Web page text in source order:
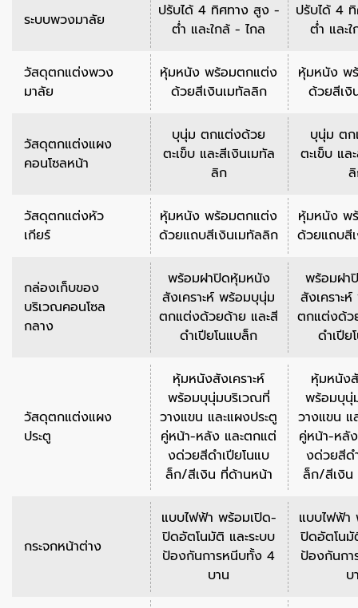
ระบบพวงมาลัย
ปรับได้ 4 ทิศทาง สูง -
ต่ำ และใกล้ - ไกล
ปรับได้ 4
ต่ำ และ
วัสดุตกแต่งพวง
มาลัย
หุ้มหนัง พร้อมตกแต่ง
ด้วยสีเงินเมทัลลิก
หุ้มหนัง พ
ด้วยสีเงิ
วัสดุตกแต่งแผง
คอนโซลหน้า
บุนุ่ม ตกแต่งด้วย
ตะเข็บ และสีเงินเมทัล
ลิก
บุนุ่ม ต
ตะเข็บ แล
วัสดุตกแต่งหัว
เกียร์
หุ้มหนัง พร้อมตกแต่ง
ด้วยแถบสีเงินเมทัลลิก
หุ้มหนัง พ
ด้วยแถบสี
กล่องเก็บของ
บริเวณคอนโซล
กลาง
พร้อมฝาปิดหุ้มหนัง
สังเคราะห์ พร้อมบุนุ่ม
ตกแต่งด้วยด้าย และสี
ดำเปียโนแบล็ก
พร้อมฝา
สังเคราะ
ตกแต่งด้ว
ดำเปีย
วัสดุตกแต่งแผง
ประตู
หุ้มหนังสังเคราะห์
พร้อมบุนุ่มบริเวณที่
วางแขน และแผงประตู
คู่หน้า-หลัง และตกแต่
งด่วยสีดำเปียโนแบ
ล็ก/สีเงิน ที่ด้านหน้า
หุ้มหนังสั
พร้อมบุนุ่
วางแขน แ
คู่หน้า-หลั
งด่วยสีด
ล็ก/สีเงิน
กระจกหน้าต่าง
แบบไฟฟ้า พร้อมเปิด-
ปิดอัตโนมัติ และระบบ
ป้องกันการหนีบทั้ง 4
บาน
แบบไฟฟ้า
ปิดอัตโนมั
ป้องกันก
บ